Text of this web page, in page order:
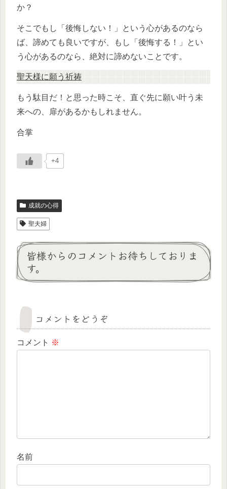
か？
そこでもし「後悔しない！」という心があるのなら
ば、諦めても良いですが、もし「後悔する！」とい
う心があるのなら、絶対に諦めないことです。
聖天様に願う祈祷
もう駄目だ！と思った時こそ、直ぐ先に願い叶う未
来への、扉があるかもしれません。
合掌
+4
成就の心得
聖夫婦
皆様からのコメントお待ちしておりま
す。
コメントをどうぞ
コメント ※
名前